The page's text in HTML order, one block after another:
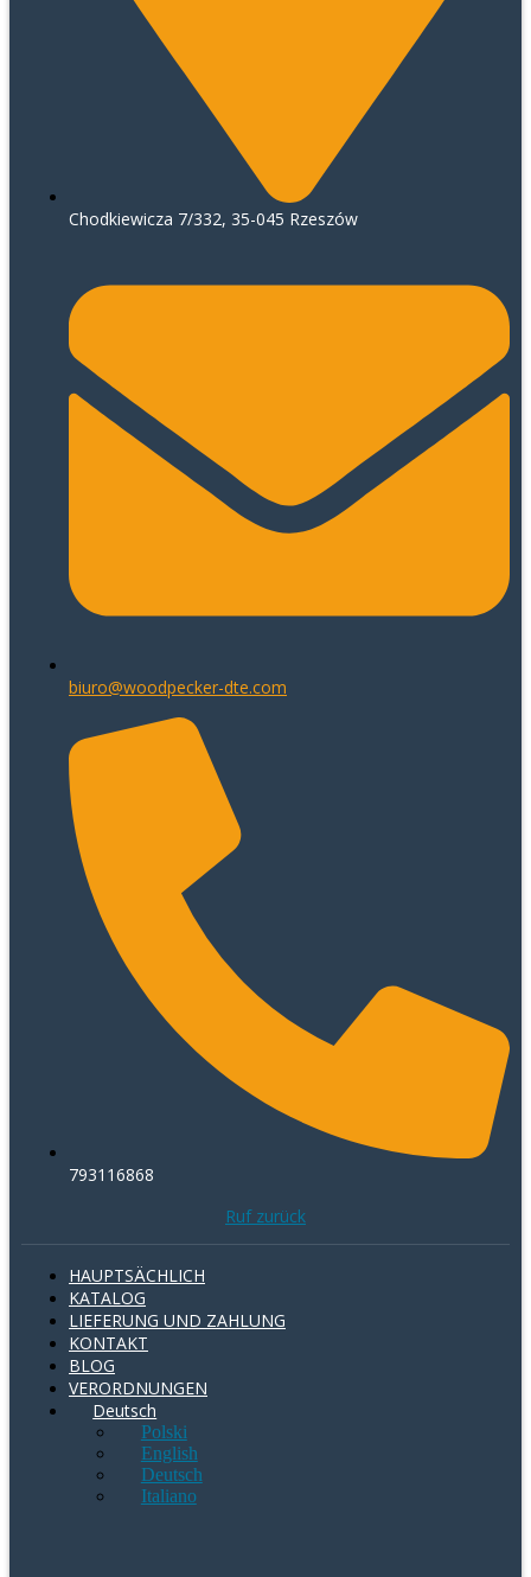
Chodkiewicza 7/332, 35-045 Rzeszów
biuro@woodpecker-dte.com
793116868
Ruf zurück
HAUPTSÄCHLICH
KATALOG
LIEFERUNG UND ZAHLUNG
KONTAKT
BLOG
VERORDNUNGEN
Deutsch
Polski
English
Deutsch
Italiano